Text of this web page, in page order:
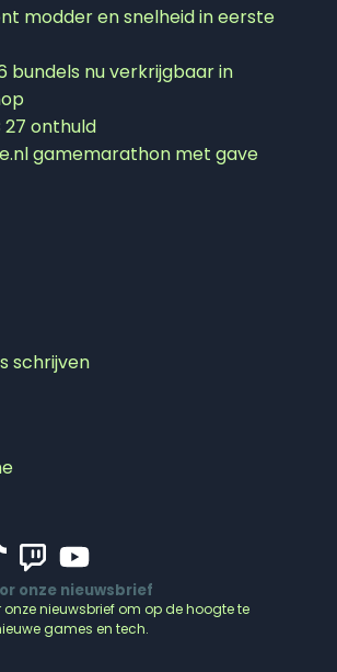
modder en snelheid in eerste
bundels nu verkrijgbaar in
27 onthuld
gamemarathon met gave
schrijven
onze nieuwsbrief
nieuwsbrief om op de hoogte te
games en tech.